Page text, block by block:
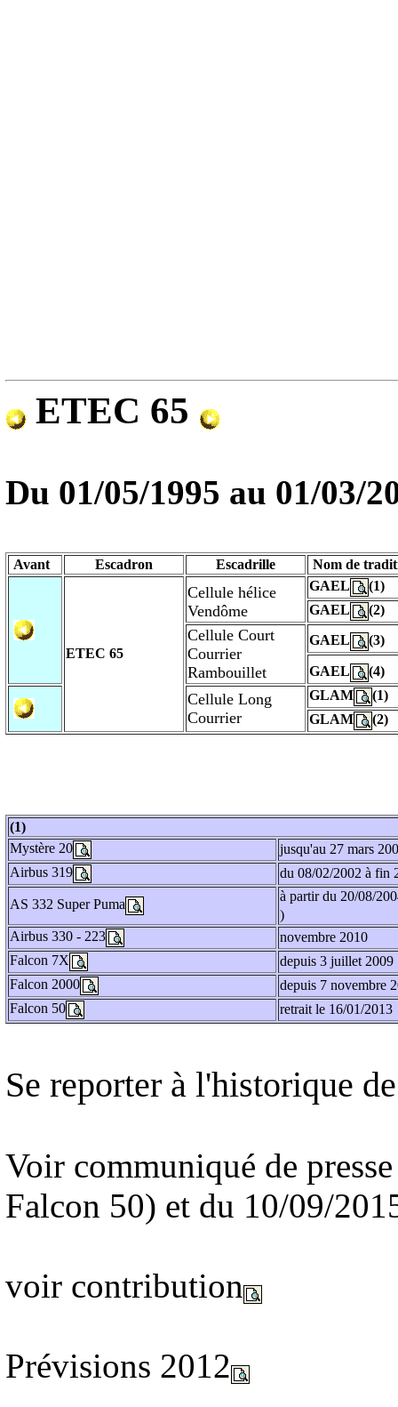
ETEC 65
Du 01/05/1995 au 01/03/
Avant Escadron Escadrille Nom de
ETEC 65
Cellule hélice
Vendôme
GAEL
(1)
GAEL
(2)
Cellule Court
Courrier
Rambouillet
GAEL (3)
GAEL (4)
Cellule Long
Courrier
GLAM
(1)
GLAM
(2)
(1)
Mystère 20
jusqu'au 27 mars
Airbus 319
du 08/02/2002 à fin
AS 332 Super Puma
à partir du 20/08/
)
Airbus 330 - 223
novembre 2010
Falcon 7X
depuis 3 juillet 2009
Falcon 2000
depuis 7 novembre
Falcon 50
retrait le 16/01/2013
Se reporter à l'historique
Voir communiqué de
Falcon 50) et du 10/09/
voir contribution
Prévisions 2012